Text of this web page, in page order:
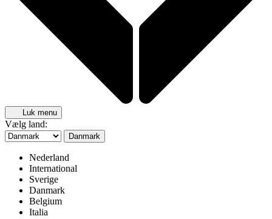
Luk menu
Vælg land:
Danmark
Nederland
International
Sverige
Danmark
Belgium
Italia